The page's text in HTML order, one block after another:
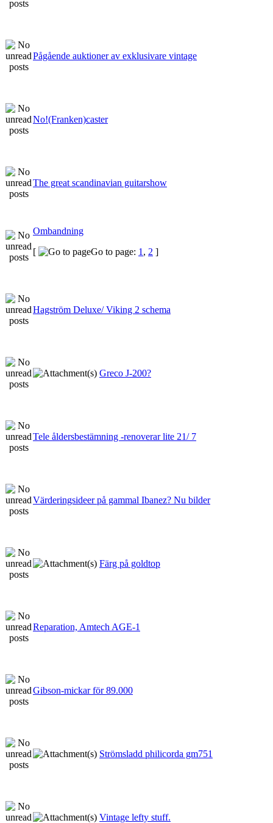
Pågående auktioner av exklusivare vintage
No!(Franken)caster
The great scandinavian guitarshow
Ombandning
[
Go to page: 1 , 2 ]
Hagström Deluxe/ Viking 2 schema
Greco J-200?
Tele åldersbestämning -renoverar lite 21/ 7
Värderingsideer på gammal Ibanez? Nu bilder
Färg på goldtop
Reparation, Amtech AGE-1
Gibson-mickar för 89.000
Strömsladd philicorda gm751
Vintage lefty stuff.